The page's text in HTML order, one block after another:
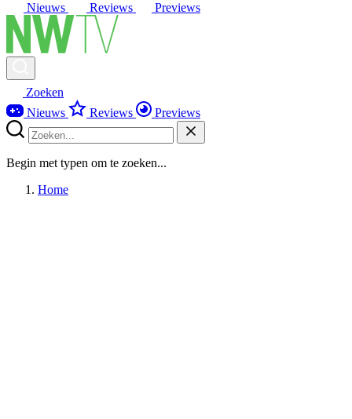
Nieuws Reviews Previews
Zoeken
Nieuws
Reviews Previews
Begin met typen om te zoeken...
Home